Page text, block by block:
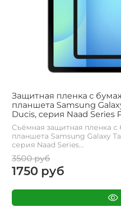
Защитная пленка с
планшета Samsung
Ducis, серия Naad Series
Съёмная защитная пленка
планшета Samsung Galaxy
серия Naad Series...
3500 руб
1750 руб